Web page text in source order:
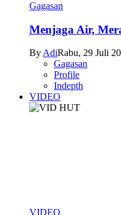
Gagasan
Menjaga Air,
ByAdiRabu, 29 Juli
Gagasan
Profile
Indepth
VIDEO
VIDEO